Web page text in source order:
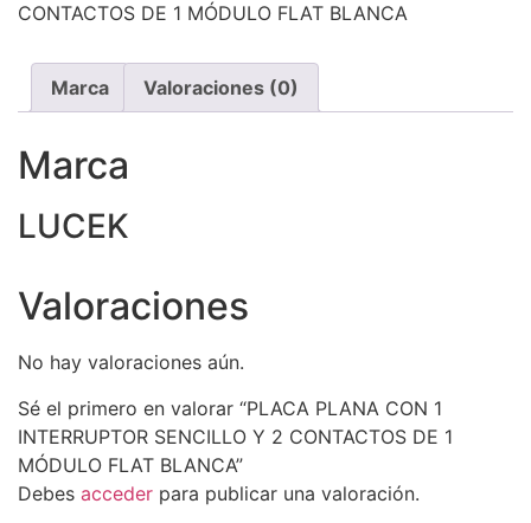
CONTACTOS DE 1 MÓDULO FLAT BLANCA
Marca Valoraciones (0)
Marca
LUCEK
Valoraciones
No hay valoraciones aún.
Sé el primero en valorar “PLACA PLANA CON 1
INTERRUPTOR SENCILLO Y 2 CONTACTOS DE 1
MÓDULO FLAT BLANCA”
Debes acceder para publicar una valoración.